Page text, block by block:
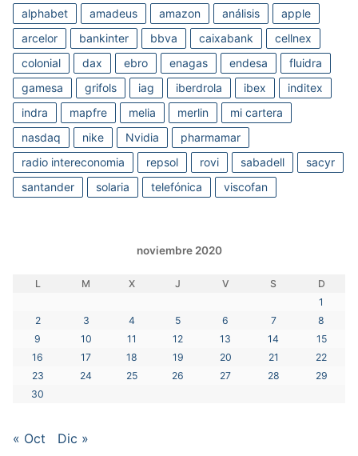
alphabet
amadeus amazon análisis
apple
arcelor
bankinter bbva caixabank
cellnex
colonial
dax ebro enagas endesa
fluidra
gamesa
grifols iag iberdrola ibex
inditex
indra
mapfre melia merlin
mi cartera
nasdaq
nike Nvidia
pharmamar
radio intereconomia
repsol rovi sabadell
sacyr
santander
solaria telefónica viscofan
noviembre 2020
L M X J V S
D
1
2
3 4 5 6 7
8
9
10 11 12 13 14
15
16
17 18 19 20 21
22
23
24 25 26 27 28
29
30
« Oct Dic »